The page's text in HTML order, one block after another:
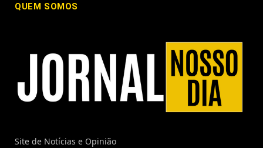
QUEM SOMOS
Site de Notícias e Opinião